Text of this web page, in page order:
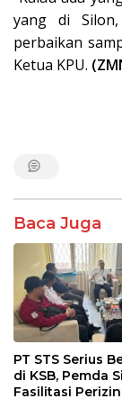
yang di
perbaikan
Ketua KPU.
Baca Juga
PT STS Serius
di KSB, Pemda
Fasilitasi